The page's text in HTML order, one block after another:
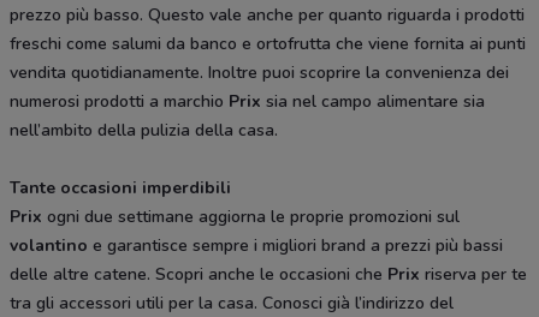
prezzo più basso. Questo vale anche per quanto riguarda i prodotti
freschi come salumi da banco e ortofrutta che viene fornita ai punti
vendita quotidianamente. Inoltre puoi scoprire la convenienza dei
numerosi prodotti a marchio Prix sia nel campo alimentare sia
nell’ambito della pulizia della casa.
Tante occasioni imperdibili
Prix ogni due settimane aggiorna le proprie promozioni sul
volantino e garantisce sempre i migliori brand a prezzi più bassi
delle altre catene. Scopri anche le occasioni che Prix riserva per te
tra gli accessori utili per la casa. Conosci già l’indirizzo del